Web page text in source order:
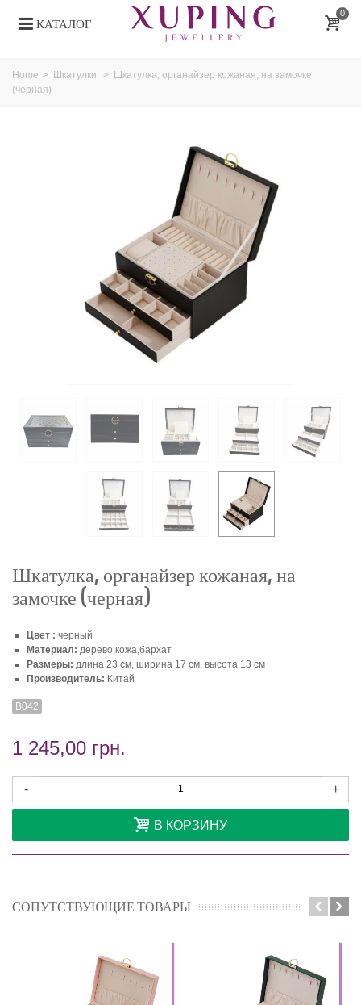
КАТАЛОГ
0
Home > Шкатулки > Шкатулка, органайзер кожаная, на замочке
(черная)
Шкатулка, органайзер кожаная, на
замочке (черная)
Цвет : черный
Материал: дерево,кожа,бархат
Размеры: длина 23 см, ширина 17 см, высота 13 см
Производитель: Китай
В042
1 245,00 грн.
- +
В КОРЗИНУ
СОПУТСТВУЮЩИЕ ТОВАРЫ